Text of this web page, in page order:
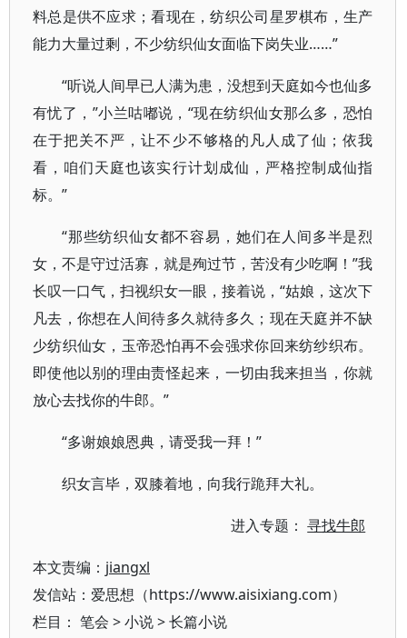
料总是供不应求；看现在，纺织公司星罗棋布，生产
能力大量过剩，不少纺织仙女面临下岗失业……”
“听说人间早已人满为患，没想到天庭如今也仙多
有忧了，”小兰咕嘟说，“现在纺织仙女那么多，恐怕
在于把关不严，让不少不够格的凡人成了仙；依我
看，咱们天庭也该实行计划成仙，严格控制成仙指
标。”
“那些纺织仙女都不容易，她们在人间多半是烈
女，不是守过活寡，就是殉过节，苦没有少吃啊！”我
长叹一口气，扫视织女一眼，接着说，“姑娘，这次下
凡去，你想在人间待多久就待多久；现在天庭并不缺
少纺织仙女，玉帝恐怕再不会强求你回来纺纱织布。
即使他以别的理由责怪起来，一切由我来担当，你就
放心去找你的牛郎。”
“多谢娘娘恩典，请受我一拜！”
织女言毕，双膝着地，向我行跪拜大礼。
进入专题：寻找牛郎
本文责编： jiangxl
发信站：爱思想（https://www.aisixiang.com）
栏目： 笔会 >小说>长篇小说